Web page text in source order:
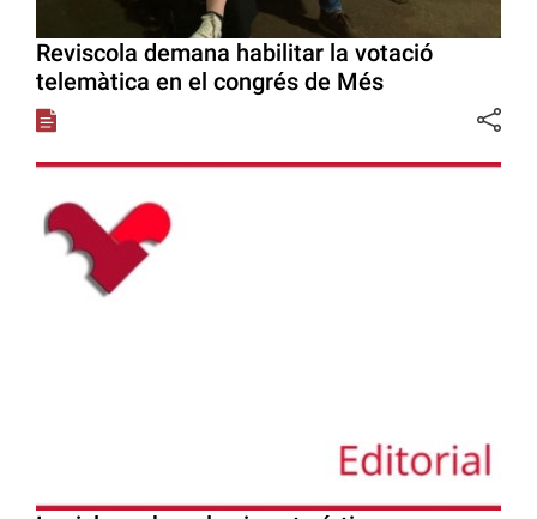
Reviscola demana habilitar la votació
telemàtica en el congrés de Més